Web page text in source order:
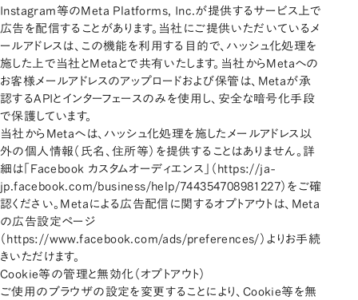
Instagram等のMeta Platforms, Inc.が提供するサービス上で
広告を配信することがあります。当社にご提供いただいているメ
ールアドレスは、この機能を利用する目的で、ハッシュ化処理を
施した上で当社とMetaとで共有いたします。当社からMetaへの
お客様メールアドレスのアップロードおよび保管は、Metaが承
認するAPIとインターフェースのみを使用し、安全な暗号化手段
で保護しています。
当社からMetaへは、ハッシュ化処理を施したメールアドレス以
外の個人情報（氏名、住所等）を提供することはありません。詳
細は「Facebook カスタムオーディエンス」（ https://ja-
jp.facebook.com/business/help/744354708981227）をご確
認ください。Metaによる広告配信に関するオプトアウトは、Meta
の広告設定ページ
（ https://www.facebook.com/ads/preferences/ ）よりお手続
きいただけます。
Cookie等の管理と無効化（オプトアウト）
ご使用のブラウザの設定を変更することにより、Cookie等を無